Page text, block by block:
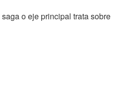
o eje principal trata sobre